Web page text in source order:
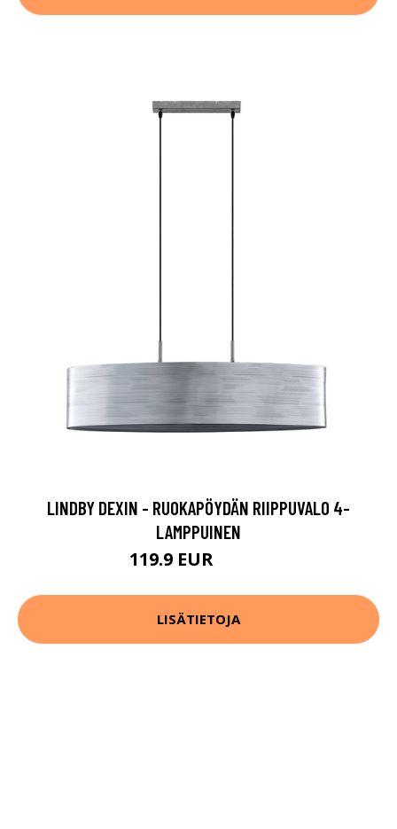
LINDBY DEXIN - RUOKAPÖYDÄN RIIPPUVALO 4-
LAMPPUINEN
119.9 EUR
LISÄTIETOJA